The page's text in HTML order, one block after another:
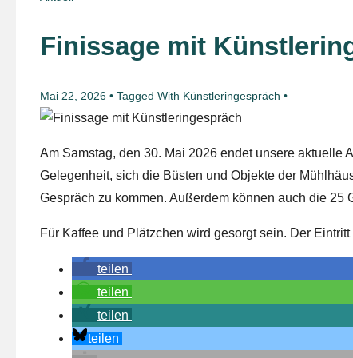
Finissage mit
Mai 22, 2026 Tagged With Künstleringespräch
Am Samstag, den 30. Mai 2026 endet unsere aktuelle
Gelegenheit, sich die Büsten und Objekte der
Gespräch zu kommen. Außerdem können auch die
Für Kaffee und Plätzchen wird gesorgt sein. Der
teilen
teilen
teilen
teilen